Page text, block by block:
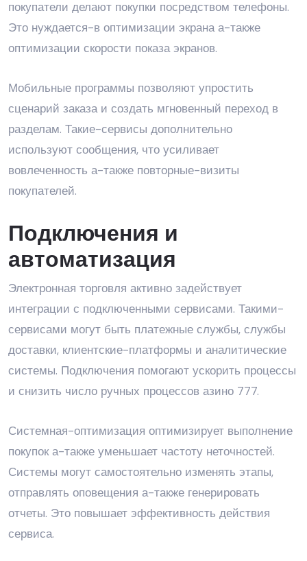
покупатели делают покупки посредством телефоны.
Это нуждается-в оптимизации экрана а-также
оптимизации скорости показа экранов.
Мобильные программы позволяют упростить
сценарий заказа и создать мгновенный переход в
разделам. Такие-сервисы дополнительно
используют сообщения, что усиливает
вовлеченность а-также повторные-визиты
покупателей.
Подключения и
автоматизация
Электронная торговля активно задействует
интеграции с подключенными сервисами. Такими-
сервисами могут быть платежные службы, службы
доставки, клиентские-платформы и аналитические
системы. Подключения помогают ускорить процессы
и снизить число ручных процессов азино 777.
Системная-оптимизация оптимизирует выполнение
покупок а-также уменьшает частоту неточностей.
Системы могут самостоятельно изменять этапы,
отправлять оповещения а-также генерировать
отчеты. Это повышает эффективность действия
сервиса.